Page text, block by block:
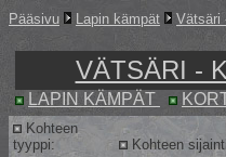
Pääsivu Lapin kämpät Vätsäri
VÄTSÄRI -
LAPIN KÄMPÄT
Kohteen
tyyppi:
Kohteen